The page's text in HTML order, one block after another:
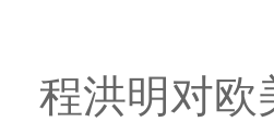
程洪明对欧